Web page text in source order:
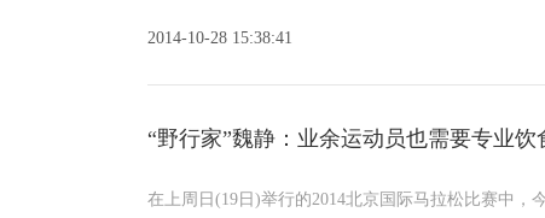
2014-10-28 15:38:41
“野行家”魏静：业余运动员也需要专业饮
在上周日(19日)举行的2014北京国际马拉松比赛中，